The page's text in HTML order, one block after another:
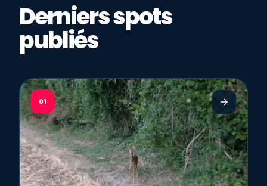
Derniers spots
publiés
01